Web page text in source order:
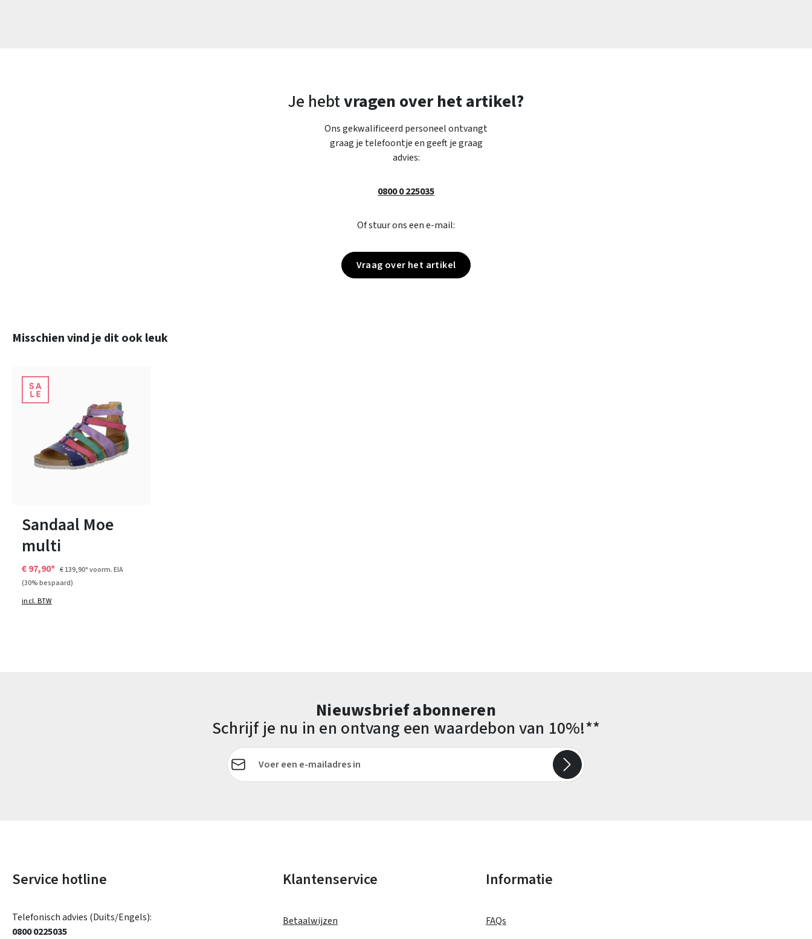
Je hebtvragen over het artikel?
Ons gekwalificeerd personeel ontvangt
graag je telefoontje en geeft je graag
advies:
0800 0 225035
Of stuur ons een e-mail:
Vraag over het artikel
Productgalerij overslaan
Misschien vind je dit ook leuk
Sandaal Moe
multi
€ 97,90* € 139,90*voorm. EIA
(30% bespaard)
incl. BTW
Nieuwsbrief abonneren
Schrijf je nu in en ontvang een waardebon van 10%!**
E-mailadres*
Service hotline
Telefonisch advies (Duits/Engels):
0800 0225035
Klantenservice
Betaalwijzen
Informatie
FAQs